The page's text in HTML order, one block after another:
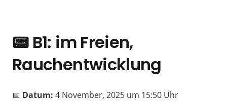
📟B1: im Freien,
Rauchentwicklung
📅 Datum: 4 November, 2025 um 15:50 Uhr